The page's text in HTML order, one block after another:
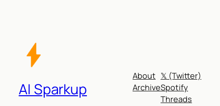
AI Sparkup
About
Archive
𝕏 (Twitter)
Spotify
Threads